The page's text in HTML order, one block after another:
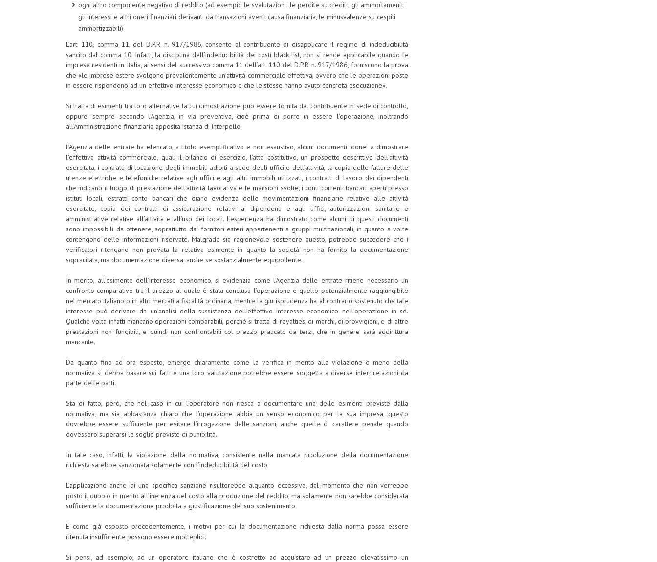
ogni altro componente negativo di reddito (ad esempio le svalutazioni; le perdite su crediti; gli ammortamenti;
gli interessi e altri oneri finanziari derivanti da transazioni aventi causa finanziaria, le minusvalenze su cespiti
ammortizzabili).
L’art. 110, comma 11, del D.P.R. n. 917/1986, consente al contribuente di disapplicare il regime di indeducibilità
sancito dal comma 10. Infatti, la disciplina dell’indeducibilità dei costi black list, non si rende applicabile quando le
imprese residenti in Italia, ai sensi del successivo comma 11 dell’art. 110 del D.P.R. n. 917/1986, forniscono la prova
che «le imprese estere svolgono prevalentemente un’attività commerciale effettiva, ovvero che le operazioni poste
in essere rispondono ad un effettivo interesse economico e che le stesse hanno avuto concreta esecuzione».
Si tratta di esimenti tra loro alternative la cui dimostrazione può essere fornita dal contribuente in sede di controllo,
oppure, sempre secondo l’Agenzia, in via preventiva, cioè prima di porre in essere l’operazione, inoltrando
all’Amministrazione finanziaria apposita istanza di interpello.
L’Agenzia delle entrate ha elencato, a titolo esemplificativo e non esaustivo, alcuni documenti idonei a dimostrare
l’effettiva attività commerciale, quali il bilancio di esercizio, l’atto costitutivo, un prospetto descrittivo dell’attività
esercitata, i contratti di locazione degli immobili adibiti a sede degli uffici e dell’attività, la copia delle fatture delle
utenze elettriche e telefoniche relative agli uffici e agli altri immobili utilizzati, i contratti di lavoro dei dipendenti
che indicano il luogo di prestazione dell’attività lavorativa e le mansioni svolte, i conti correnti bancari aperti presso
istituti locali, estratti conto bancari che diano evidenza delle movimentazioni finanziarie relative alle attività
esercitate, copia dei contratti di assicurazione relativi ai dipendenti e agli uffici, autorizzazioni sanitarie e
amministrative relative all’attività e all’uso dei locali. L’esperienza ha dimostrato come alcuni di questi documenti
sono impossibili da ottenere, soprattutto dai fornitori esteri appartenenti a gruppi multinazionali, in quanto a volte
contengono delle informazioni riservate. Malgrado sia ragionevole sostenere questo, potrebbe succedere che i
verificatori ritengano non provata la relativa esimente in quanto la società non ha fornito la documentazione
sopracitata, ma documentazione diversa, anche se sostanzialmente equipollente.
In merito, all’esimente dell’interesse economico, si evidenzia come l’Agenzia delle entrate ritiene necessario un
confronto comparativo tra il prezzo al quale è stata conclusa l’operazione e quello potenzialmente raggiungibile
nel mercato italiano o in altri mercati a fiscalità ordinaria, mentre la giurisprudenza ha al contrario sostenuto che tale
interesse può derivare da un’analisi della sussistenza dell’effettivo interesse economico nell’operazione in sé.
Qualche volta infatti mancano operazioni comparabili, perché si tratta di royalties, di marchi, di provvigioni, e di altre
prestazioni non fungibili, e quindi non confrontabili col prezzo praticato da terzi, che in genere sarà addirittura
mancante.
Da quanto fino ad ora esposto, emerge chiaramente come la verifica in merito alla violazione o meno della
normativa si debba basare sui fatti e una loro valutazione potrebbe essere soggetta a diverse interpretazioni da
parte delle parti.
Sta di fatto, però, che nel caso in cui l’operatore non riesca a documentare una delle esimenti previste dalla
normativa, ma sia abbastanza chiaro che l’operazione abbia un senso economico per la sua impresa, questo
dovrebbe essere sufficiente per evitare l’irrogazione delle sanzioni, anche quelle di carattere penale quando
dovessero superarsi le soglie previste di punibilità.
In tale caso, infatti, la violazione della normativa, consistente nella mancata produzione della documentazione
richiesta sarebbe sanzionata solamente con l’indeducibilità del costo.
L’applicazione anche di una specifica sanzione risulterebbe alquanto eccessiva, dal momento che non verrebbe
posto il dubbio in merito all’inerenza del costo alla produzione del reddito, ma solamente non sarebbe considerata
sufficiente la documentazione prodotta a giustificazione del suo sostenimento.
E come già esposto precedentemente, i motivi per cui la documentazione richiesta dalla norma possa essere
ritenuta insufficiente possono essere molteplici.
Si pensi, ad esempio, ad un operatore italiano che è costretto ad acquistare ad un prezzo elevatissimo un